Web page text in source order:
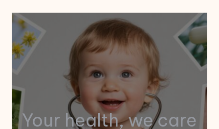
Your health, we care